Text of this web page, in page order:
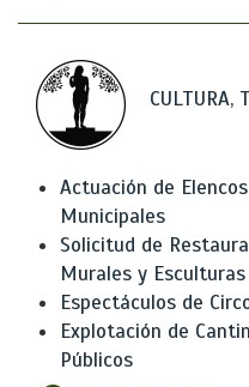
CULTURA,
Actuación de
Municipales
Solicitud de
Murales y Esculturas
Espectáculos de
Explotación de
Públicos